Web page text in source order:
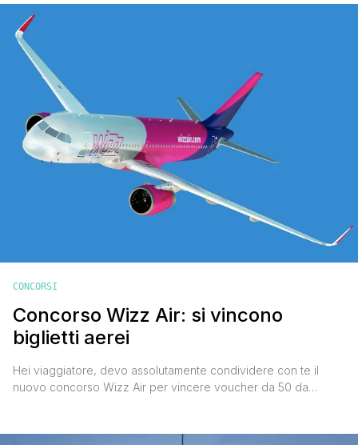
oggi e domani venerdì 18 e sabato 19 maggio 2018- applicherà
questo sconto su tutti i voli. Bisogna quindi andarseli a cercare
[']
CONCORSI
Concorso Wizz Air: si vincono
biglietti aerei
Hei viaggiatore, devo assolutamente condividere con te il
nuovo concorso Wizz Air per vincere voucher da 50 da
nostra, non possiamo mica farci trovare impreparati, vero?